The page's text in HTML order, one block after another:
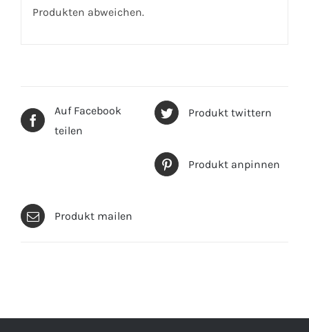
Produkten abweichen.
Auf Facebook
teilen
Produkt twittern
Produkt anpinnen
Produkt mailen